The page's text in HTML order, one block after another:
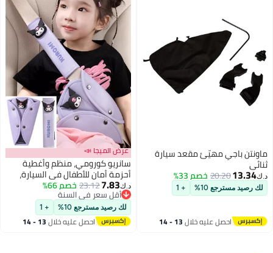
ماونتن باجي مهيّئ مقعد سيارة
ثنائي
د.ك‏13.34
20.20خصم 33%
لك رصيد مسترجع 10% + 1
احصل عليه خلال 13 - 14
عرض الميجا 📣
سانريو كورومي، منظم وأغطية
أحزمة أمان للأطفال في السيارة،
وسائد أحزمة أمان للأطفال لدعم
الرقبة، وموضع أمان للكتف، ومسند
رأس، ووسادة حزام أمان للسفر
والقيادة، مجموعة من قطعتين
(أرجواني)
د.ك‏7.83
23.12خصم 66%
أقل سعر في السنة
أقل سعر في السنة
لك رصيد مسترجع 10% + 1
احصل عليه خلال 13 - 14